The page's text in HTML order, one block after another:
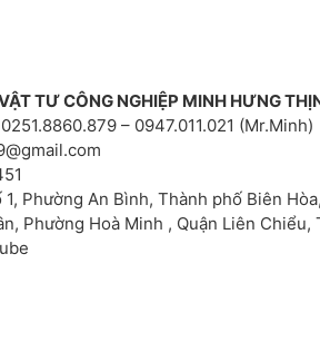
TƯ CÔNG NGHIỆP MINH HƯNG
– 0947.011.021 (Mr.Minh)
Phường An Bình, Thành phố Biên
Phường Hoà Minh , Quận Liên Chiểu,